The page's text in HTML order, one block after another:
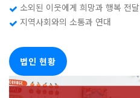
소외된 이웃에게 희망과 행복 전달
지역사회와의 소통과 연대
법인 현황